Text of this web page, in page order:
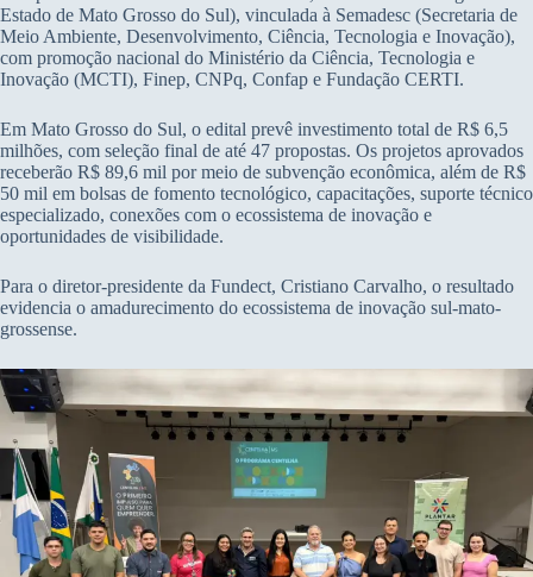
Estado de Mato Grosso do Sul), vinculada à Semadesc (Secretaria de
Meio Ambiente, Desenvolvimento, Ciência, Tecnologia e Inovação),
com promoção nacional do Ministério da Ciência, Tecnologia e
Inovação (MCTI), Finep, CNPq, Confap e Fundação CERTI.
Em Mato Grosso do Sul, o edital prevê investimento total de R$ 6,5
milhões, com seleção final de até 47 propostas. Os projetos aprovados
receberão R$ 89,6 mil por meio de subvenção econômica, além de R$
50 mil em bolsas de fomento tecnológico, capacitações, suporte técnico
especializado, conexões com o ecossistema de inovação e
oportunidades de visibilidade.
Para o diretor-presidente da Fundect, Cristiano Carvalho, o resultado
evidencia o amadurecimento do ecossistema de inovação sul-mato-
grossense.